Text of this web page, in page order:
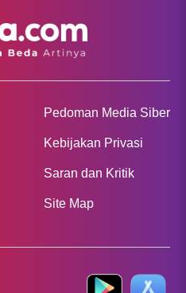
Pedoman Media Siber
Kebijakan Privasi
Saran dan Kritik
Site Map